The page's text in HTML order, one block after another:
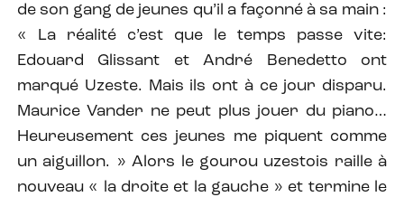
de son gang de jeunes qu’il a façonné à sa main :
« La réalité c’est que le temps passe vite:
Edouard Glissant et André Benedetto ont
marqué Uzeste. Mais ils ont à ce jour disparu.
Maurice Vander ne peut plus jouer du piano…
Heureusement ces jeunes me piquent comme
un aiguillon. » Alors le gourou uzestois raille à
nouveau « la droite et la gauche » et termine le